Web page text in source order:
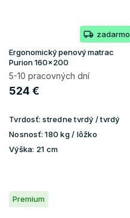
zadarmo
Ergonomický penový matrac
Purion 160x200
5-10 pracovných dní
524 €
Tvrdosť: stredne tvrdý / tvrdý
Nosnosť: 180 kg / lôžko
Výška: 21 cm
Premium